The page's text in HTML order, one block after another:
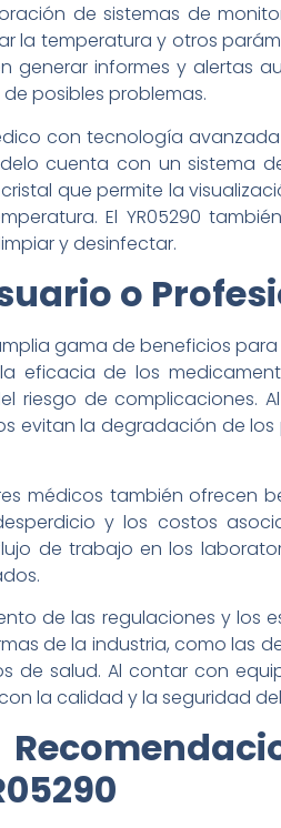
de sistemas de
la temperatura y otros
generar informes y alertas
posibles problemas.
con tecnología
cuenta con un
que permite la
El YR05290
y desinfectar.
o
gama de beneficios
eficacia de los
riesgo de complicaciones.
evitan la degradación de
médicos también ofrecen
y los costos
de trabajo en los
de las regulaciones y los
de la industria, como las
de salud. Al contar con
la calidad y la seguridad